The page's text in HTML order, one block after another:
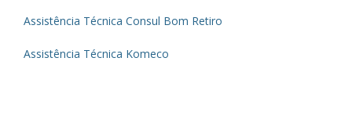
Assistência Técnica Consul Bom Retiro
Assistência Técnica Komeco